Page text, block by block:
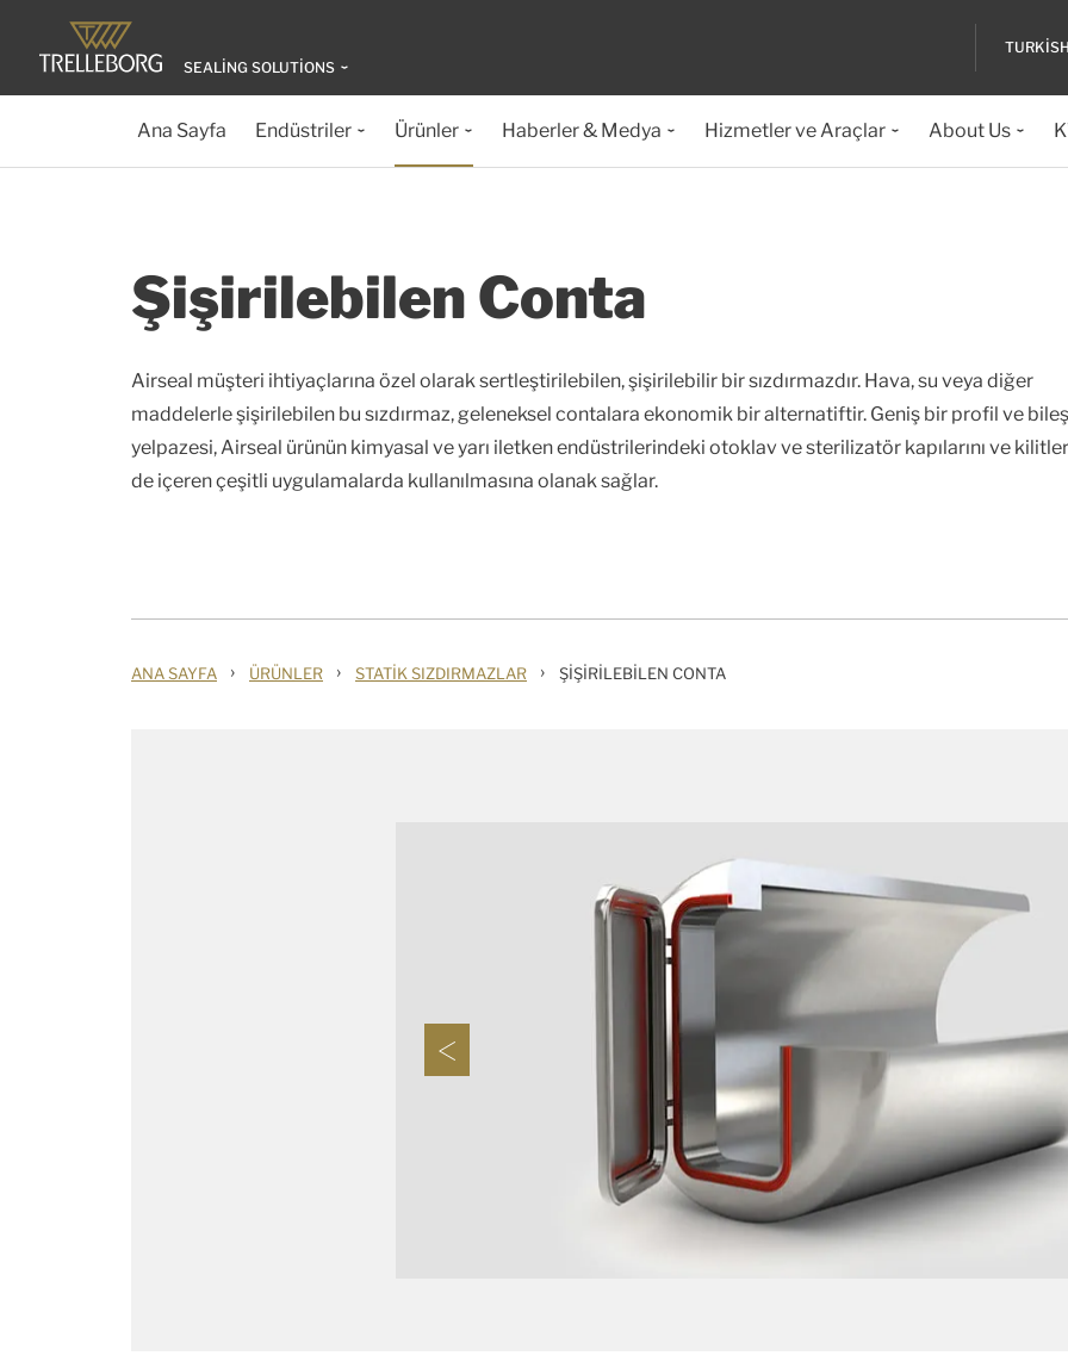
SEALING SOLUTIONS
TURKISH
Ana Sayfa Endüstriler Ürünler Haberler & Medya Hizmetler ve Araçlar About Us
Şişirilebilen Conta
Airseal müşteri ihtiyaçlarına özel olarak sertleştirilebilen, şişirilebilir bir sızdırmazdır. Hava, su veya diğer
maddelerle şişirilebilen bu sızdırmaz, geleneksel contalara ekonomik bir alternatiftir. Geniş bir profil ve
yelpazesi, Airseal ürünün kimyasal ve yarı iletken endüstrilerindeki otoklav ve sterilizatör kapılarını ve
de içeren çeşitli uygulamalarda kullanılmasına olanak sağlar.
ANA SAYFA › ÜRÜNLER › STATIK SIZDIRMAZLAR › ŞIŞIRILEBILEN CONTA